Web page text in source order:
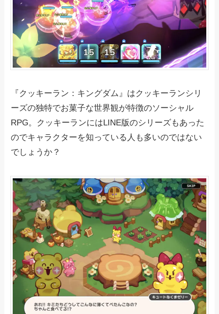
『クッキーラン：キングダム』はクッキーランシリ
ーズの独特でお菓子な世界観が特徴のソーシャル
RPG。クッキーランにはLINE版のシリーズもあった
のでキャラクターを知っている人も多いのではない
でしょうか？